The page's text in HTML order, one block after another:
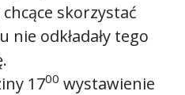
skorzystać
odkładały tego
1700 wystawienie